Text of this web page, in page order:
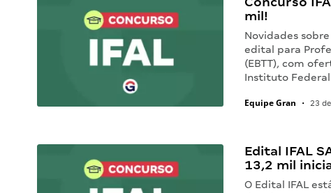
mil!
Novidades
edital para
(EBTT), com
Instituto Federal
Equipe Gran • 23
Edital IFAL
13,2 mil
O Edital IFAL